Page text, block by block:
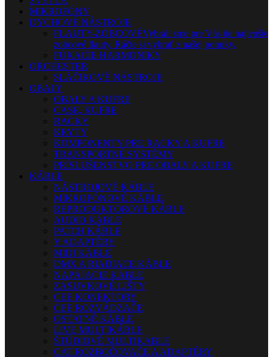
MIKROFÓNY
DYCHOVÉ NÁSTROJE
FLAUTY-ZOBCOVÉVybrali sme pre Vás tie najlepšie
zobcové flauty. Ráčte si vybrať z našej ponuky.
FÚKACIE HARMONIKY
ORCHESTER
SLÁČIKOVÉ NÁSTROJE
OBALY
OBALY A KUFRE
CASE, KUFRE
RACKY
KRYTY
KOMPONENTY PRE RACKY A KUFRE
TRANSPORTNÉ SYSTÉMY
PRÍSLUŠENSTVO PRE OBALY A KUFRE
KÁBLE
NÁSTROJOVÉ KÁBLE
MIKROFÓNOVÉ KÁBLE
REPRODUKTOROVÉ KÁBLE
AUDIO KÁBLE
PATCH KÁBLE
Y ADAPTÉRY
MIDI KÁBLE
DMX A RIADIACE KÁBLE
NAPÁJACIE KÁBLE
ZÁSUVKOVÉ LIŠTY
CEE KONEKTORY
CEE ROZVÁDZAČE
OSTATNÉ KÁBLE
LIVE MULTIKÁBLE
ŠTÚDIOVÉ MULTIKÁBLE
CAT ROZBOČOVAČE A ADAPTÉRY